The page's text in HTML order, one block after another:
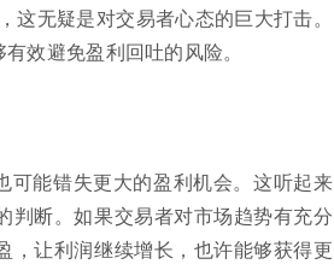
无疑是对交易者心态的巨大打击。
效避免盈利回吐的风险。
可能错失更大的盈利机会。这听起来
判断。如果交易者对市场趋势有充分
，让利润继续增长，也许能够获得更